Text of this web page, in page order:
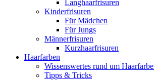
Langhaarfrisuren
Kinderfrisuren
Für Mädchen
Für Jungs
Männerfrisuren
Kurzhaarfrisuren
Haarfarben
Wissenswertes rund um
Tipps & Tricks